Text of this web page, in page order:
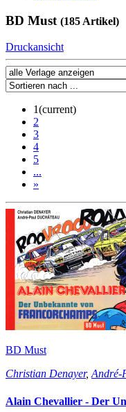
BD Must (185 Artikel)
Druckansicht
1(current)
2
3
4
5
...
»
BD Must
Christian Denayer,André-
Alain Chevallier - Der